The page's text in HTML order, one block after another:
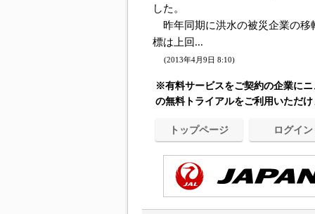
した。
昨年同期に洪水の被災企業の移
標は上回...
(2013年4月9日 8:10)
※有料サービスをご契約の企業に
の無料トライアルをご利用いただ
トップページ ログイン